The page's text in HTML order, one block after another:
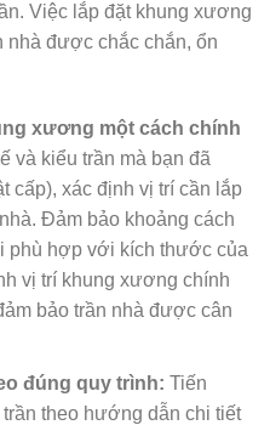
Việc lắp đặt khung xương
nhà được chắc chắn, ổn
xương một cách chính
và kiểu trần mà bạn đã
cấp), xác định vị trí cần lắp
Đảm bảo khoảng cách
phù hợp với kích thước của
vị trí khung xương chính
bảo trần nhà được cân
đúng quy trình: Tiến
theo hướng dẫn chi tiết